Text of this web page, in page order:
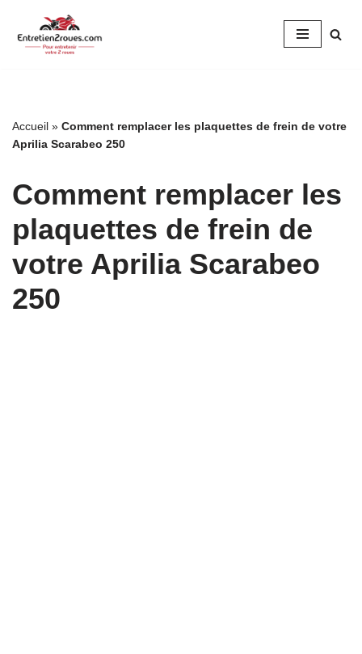
Aller
Accueil » Comment remplacer les plaquettes de frein de votre
Aprilia Scarabeo 250
Comment remplacer les
plaquettes de frein de
votre Aprilia Scarabeo
250